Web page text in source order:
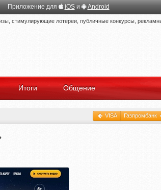
Приложение для iOSи Android
стимулирующие лотереи, публичные конкурсы,
Итоги Общение
VISA Газпромбанк